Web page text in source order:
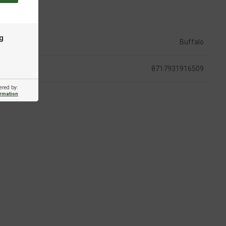
by:
Buffalo
8717931916509